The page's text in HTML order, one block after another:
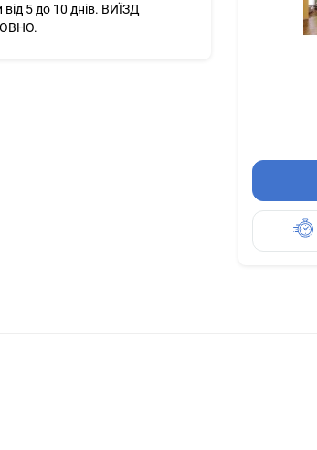
5 до 10 днів. ВИЇЗД